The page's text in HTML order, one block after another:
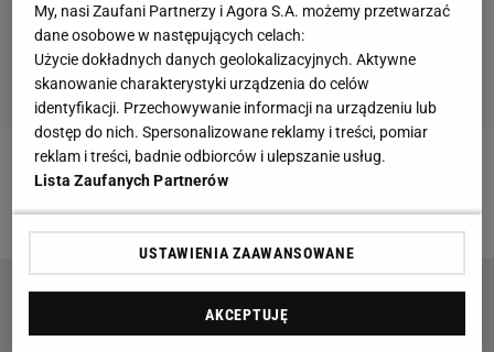
Zobacz wideoPotworny upadek Tandego w Planicy.
"To było bardzo mocne uderzenie"
My, nasi Zaufani Partnerzy i Agora S.A. możemy przetwarzać
dane osobowe w następujących celach:
Użycie dokładnych danych geolokalizacyjnych. Aktywne
skanowanie charakterystyki urządzenia do celów
identyfikacji. Przechowywanie informacji na urządzeniu lub
dostęp do nich. Spersonalizowane reklamy i treści, pomiar
reklam i treści, badnie odbiorców i ulepszanie usług.
Lista Zaufanych Partnerów
USTAWIENIA ZAAWANSOWANE
AKCEPTUJĘ